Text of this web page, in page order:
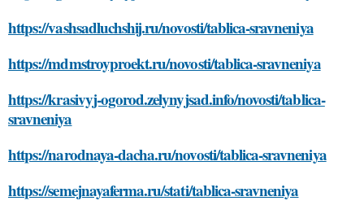
https://vashsadluchshij.ru/novosti/tablica-sravneniya
https://mdmstroyproekt.ru/novosti/tablica-sravneniya
https://krasivyj-ogorod.zelynyjsad.info/novosti/tablica-
sravneniya
https://narodnaya-dacha.ru/novosti/tablica-sravneniya
https://semejnayaferma.ru/stati/tablica-sravneniya